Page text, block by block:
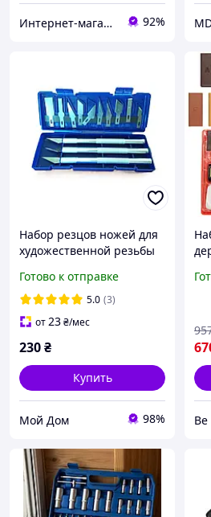
Интернет-магазин SmartWhale 92%
Набор резцов ножей для
художественной резьбы
резине бумаге коже 13шт
Готово к отправке
5.0 (3)
от23₴/мес
230₴
Купить
Мой Дом 98%